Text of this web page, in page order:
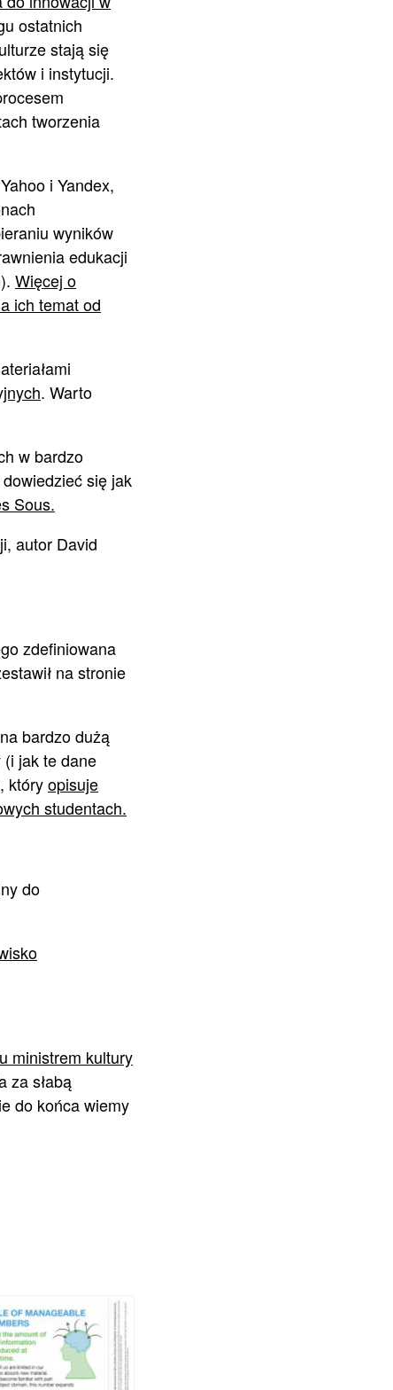
ostatnich
stają się
i instytucji.
tworzenia
i Yandex,
wyników
edukacji
Więcej o
ich temat od
. Warto
w bardzo
się jak
Sous.
autor David
zdefiniowana
na stronie
bardzo dużą
jak te dane
któryopisuje
studentach.
do
ministrem kultury
za słabą
do końca wiemy